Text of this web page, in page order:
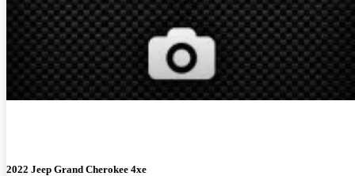
2022 Jeep Grand Cherokee 4xe